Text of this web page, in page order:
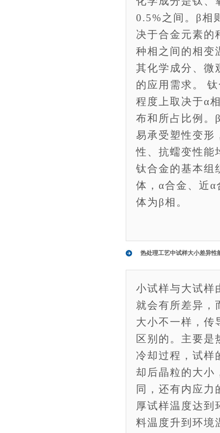
0.5%之间。β相
决于合金元素的
种相之间的相
其化学成分、微
的应用需求。
程度上取决于α
布和所占比例。
易承受塑性变形
性、抗蠕变性能
钛合金的基本
体，α合金、近
体为β相。
热处理工艺中试样大小差异性
小试样与大试样
就会有所差异，
大小不一样，传
区别的。主要
冷却过程，试样
却后晶粒的大小
同，还有内应
厚试样温度达到
料温度升到环境